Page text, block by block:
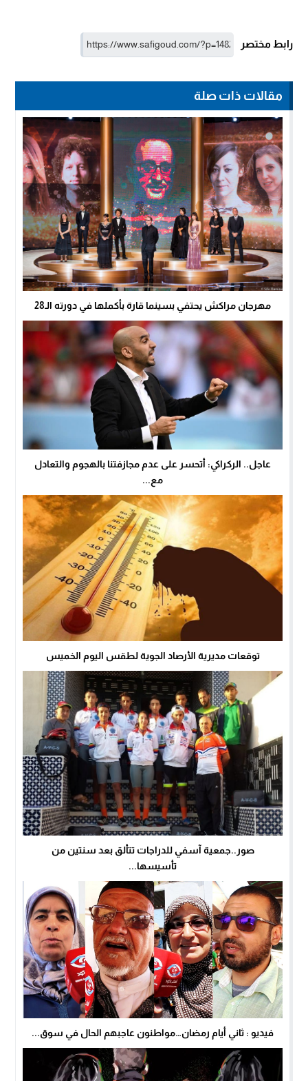
رابط مختصر
مقالات ذات صلة
مهرجان مراكش يحتفي بسينما قارة بأكملها في دورته الـ28
عاجل.. الركراكي: أتحسر على عدم مجازفتنا بالهجوم والتعادل
مع...
توقعات مديرية الأرصاد الجوية لطقس اليوم الخميس
صور..جمعية آسفي للدراجات تتألق بعد سنتين من
تأسيسها...
فيديو : ثاني أيام رمضان…مواطنون عاجبهم الحال في سوق...